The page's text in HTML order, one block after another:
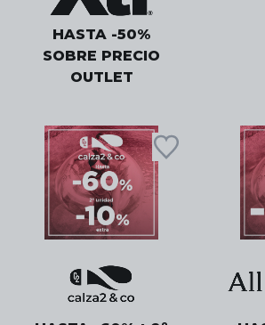
HASTA -50%
SOBRE PRECIO
OUTLET